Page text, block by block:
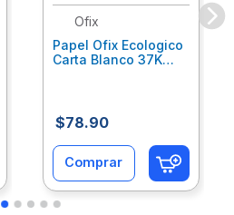
Ofix
Papel Ofix Ecologico
Carta Blanco 37K
$78.90
Comprar